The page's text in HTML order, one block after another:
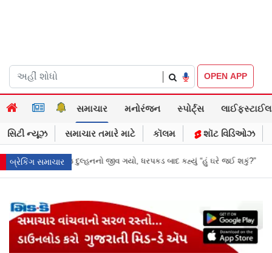
OPEN APP
સમાચાર મનોરંજન સ્પોર્ટ્સ લાઈફસ્ટાઈલ
સિટી ન્યૂઝ સમાચાર તમારે માટે કૉલમ શૉટ વિડિઓઝ
બ્રેકિંગ સમાચાર
ધરપકડ બાદ કહ્યું “હું ઘરે જઈ શકું?” ‘હું બાબા બાગેશ્વર નથી...’: IIT